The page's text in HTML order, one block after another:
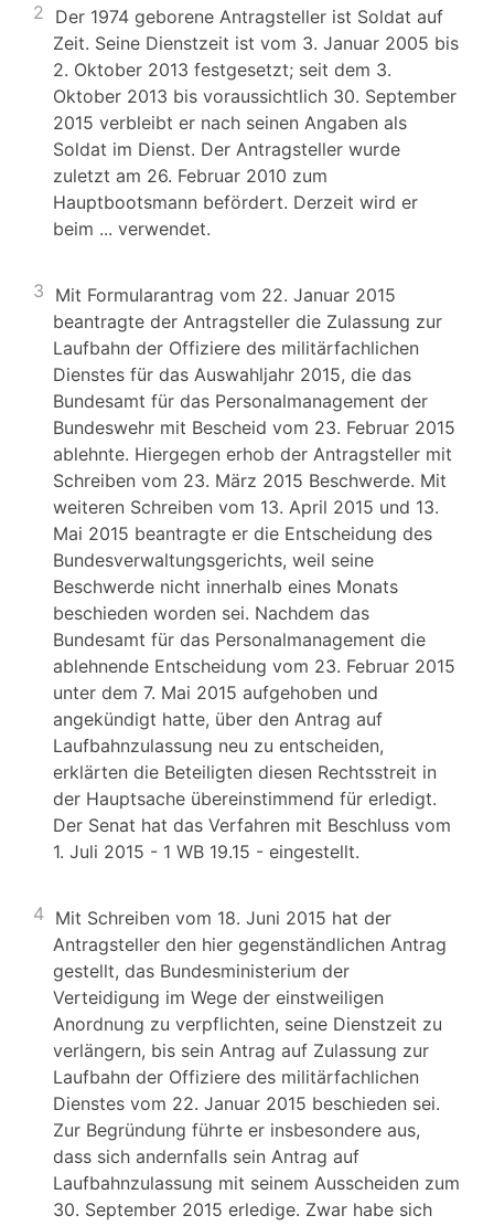
2 Der 1974 geborene Antragsteller ist Soldat auf
Zeit. Seine Dienstzeit ist vom 3. Januar 2005 bis
2. Oktober 2013 festgesetzt; seit dem 3.
Oktober 2013 bis voraussichtlich 30. September
2015 verbleibt er nach seinen Angaben als
Soldat im Dienst. Der Antragsteller wurde
zuletzt am 26. Februar 2010 zum
Hauptbootsmann befördert. Derzeit wird er
beim ... verwendet.
3 Mit Formularantrag vom 22. Januar 2015
beantragte der Antragsteller die Zulassung zur
Laufbahn der Offiziere des militärfachlichen
Dienstes für das Auswahljahr 2015, die das
Bundesamt für das Personalmanagement der
Bundeswehr mit Bescheid vom 23. Februar 2015
ablehnte. Hiergegen erhob der Antragsteller mit
Schreiben vom 23. März 2015 Beschwerde. Mit
weiteren Schreiben vom 13. April 2015 und 13.
Mai 2015 beantragte er die Entscheidung des
Bundesverwaltungsgerichts, weil seine
Beschwerde nicht innerhalb eines Monats
beschieden worden sei. Nachdem das
Bundesamt für das Personalmanagement die
ablehnende Entscheidung vom 23. Februar 2015
unter dem 7. Mai 2015 aufgehoben und
angekündigt hatte, über den Antrag auf
Laufbahnzulassung neu zu entscheiden,
erklärten die Beteiligten diesen Rechtsstreit in
der Hauptsache übereinstimmend für erledigt.
Der Senat hat das Verfahren mit Beschluss vom
1. Juli 2015 - 1 WB 19.15 - eingestellt.
4 Mit Schreiben vom 18. Juni 2015 hat der
Antragsteller den hier gegenständlichen Antrag
gestellt, das Bundesministerium der
Verteidigung im Wege der einstweiligen
Anordnung zu verpflichten, seine Dienstzeit zu
verlängern, bis sein Antrag auf Zulassung zur
Laufbahn der Offiziere des militärfachlichen
Dienstes vom 22. Januar 2015 beschieden sei.
Zur Begründung führte er insbesondere aus,
dass sich andernfalls sein Antrag auf
Laufbahnzulassung mit seinem Ausscheiden zum
30. September 2015 erledige. Zwar habe sich